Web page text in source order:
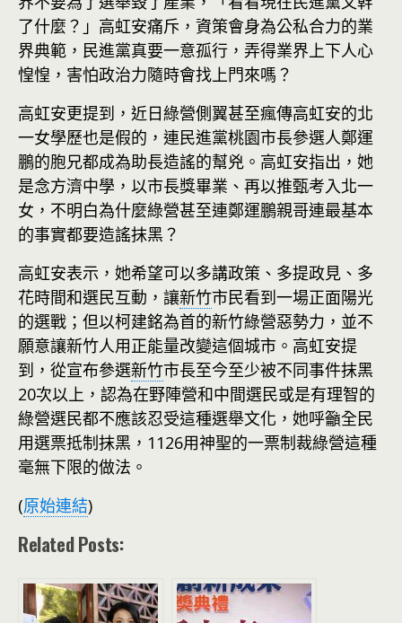
了什麼？」高虹安痛斥，資策會身為公私合力的業
界典範，民進黨真要一意孤行，弄得業界上下人心
惶惶，害怕政治力隨時會找上門來嗎？
高虹安更提到，近日綠營側翼甚至瘋傳高虹安的北
一女學歷也是假的，連民進黨桃園市長參選人鄭運
鵬的胞兄都成為助長造謠的幫兇。高虹安指出，她
是念方濟中學，以市長獎畢業、再以推甄考入北一
女，不明白為什麼綠營甚至連鄭運鵬親哥連最基本
的事實都要造謠抹黑？
高虹安表示，她希望可以多講政策、多提政見、多
花時間和選民互動，讓新竹市民看到一場正面陽光
的選戰；但以柯建銘為首的新竹綠營惡勢力，並不
願意讓新竹人用正能量改變這個城市。高虹安提
到，從宣布參選新竹市長至今至少被不同事件抹黑
20次以上，認為在野陣營和中間選民或是有理智的
綠營選民都不應該忍受這種選舉文化，她呼籲全民
用選票抵制抹黑，1126用神聖的一票制裁綠營這種
毫無下限的做法。
(原始連結)
Related Posts: